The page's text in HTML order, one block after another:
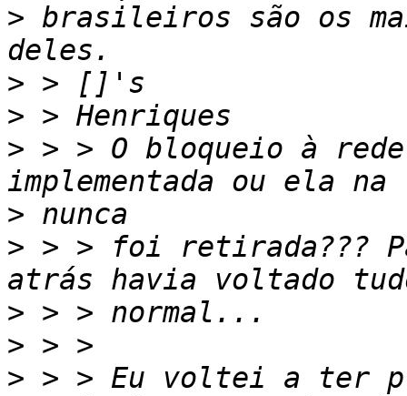
> brasileiros são os
>
>
> > > O bloqueio à
>
> > > foi retirada???
>
>
> > > Eu voltei a ter